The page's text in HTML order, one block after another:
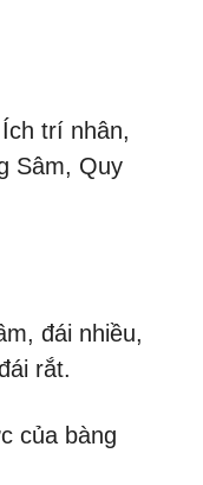
trí nhân,
Sâm, Quy
đái nhiều,
rắt.
của bàng